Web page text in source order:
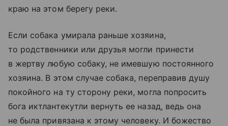
краю на этом берегу реки.
Если собака умирала раньше хозяина,
то родственники или друзья могли принести
в жертву любую собаку, не имевшую постоянного
хозяина. В этом случае собака, переправив душу
покойного на ту сторону реки, могла попросить
бога иктлантекутли вернуть ее назад, ведь она
не была привязана к этому человеку. И божество